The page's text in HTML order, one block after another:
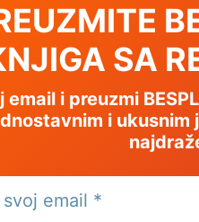
SA
email i preuzmi
i